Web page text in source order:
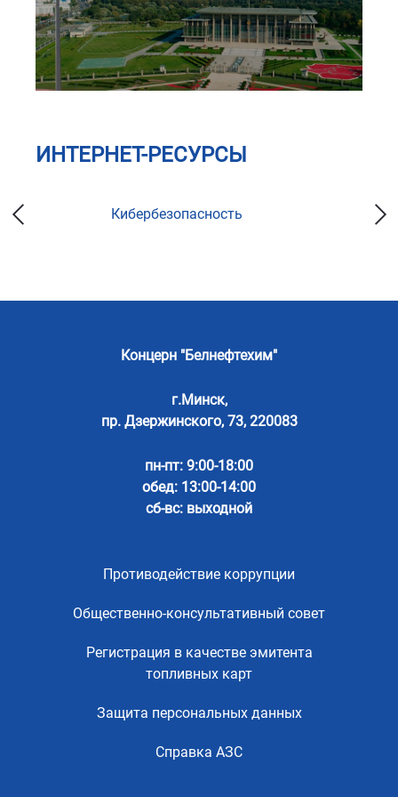
ИНТЕРНЕТ-РЕСУРСЫ
Кибербезопасность
Концерн "Белнефтехим"
г.Минск,
пр. Дзержинского, 73, 220083
пн-пт: 9:00-18:00
обед: 13:00-14:00
сб-вс: выходной
Противодействие коррупции
Общественно-консультативный совет
Регистрация в качестве эмитента
топливных карт
Защита персональных данных
Справка АЗС